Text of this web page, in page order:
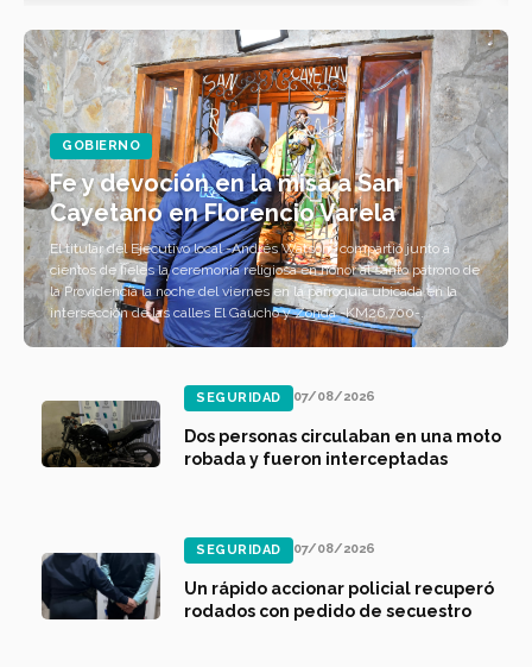
GOBIERNO
Fe y devoción en la misa a San
Cayetano en Florencio Varela
El titular del Ejecutivo local -Andrés Watson- compartió junto a
cientos de fieles la ceremonia religiosa en honor al santo patrono de
la Providencia la noche del viernes en la parroquia ubicada en la
intersección de las calles El Gaucho y Zonda -KM26,700-.
SEGURIDAD 07/08/2026
Dos personas circulaban en una moto
robada y fueron interceptadas
SEGURIDAD 07/08/2026
Un rápido accionar policial recuperó
rodados con pedido de secuestro